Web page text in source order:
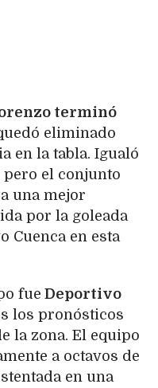
terminó
eliminado
en la tabla. Igualó
pero el conjunto
una mejor
por la goleada
Cuenca en esta
fue Deportivo
los pronósticos
la zona. El equipo
a octavos de
en una